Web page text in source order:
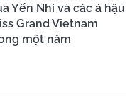
Yến Nhi và các á hậu
Grand Vietnam
một năm